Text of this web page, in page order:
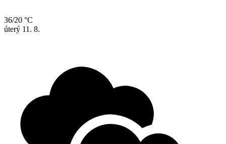
36/20 °C
úterý 11. 8.